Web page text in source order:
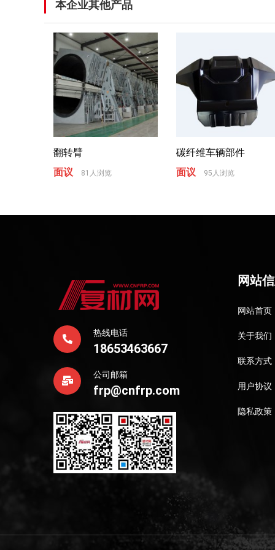
本企业其他产品
翻转臂
面议
81人浏览
碳纤维车辆部件
面议
95人浏览
热线电话
18653463667
公司邮箱
frp@cnfrp.com
网站
网站首页
关于我们
联系方式
用户协议
隐私政策